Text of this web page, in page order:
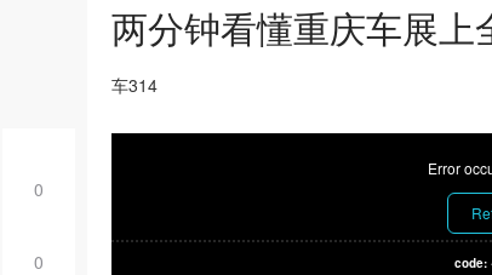
0
0
两分钟看懂重庆车展
车314
Error
code: